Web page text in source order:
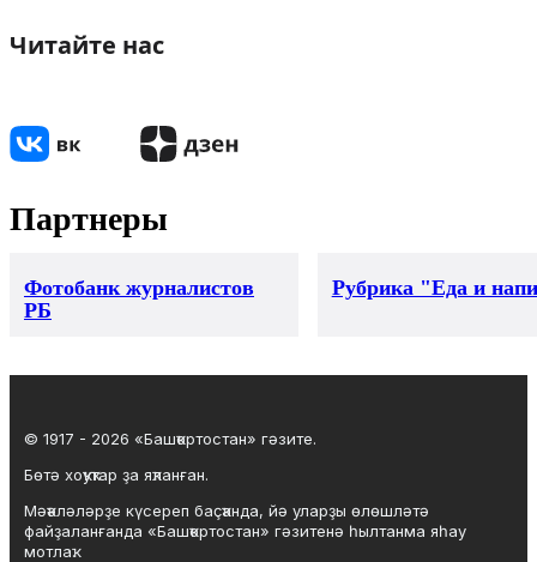
Читайте нас
Партнеры
Фотобанк журналистов
РБ
Рубрика "Еда и
© 1917 - 2026 «Башҡортостан» гәзите.
Бөтә хоҡуҡтар ҙа яҡланған.
Мәҡәләләрҙе күсереп баҫҡанда, йә уларҙы өлөшләтә
файҙаланғанда «Башҡортостан» гәзитенә һылтанма яһау
мотлаҡ.